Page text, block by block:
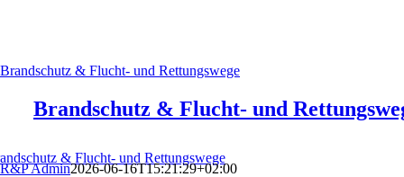
Brandschutz & Flucht- und Rettungswege
Brandschutz & Flucht- und
R&P Admin2026-06-16T15:21:29+02:00
& Flucht- und Rettungswege